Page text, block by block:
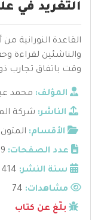
التغريد في
القاعدة النورانية
والناشئين لقراءة
وقت باتفاق تجارب
المؤلف: محمد
الناشر: شركة
الأقسام:
عدد الصفحات:
سنة النشر:
مشاهدات:
بلّغ عن كتاب